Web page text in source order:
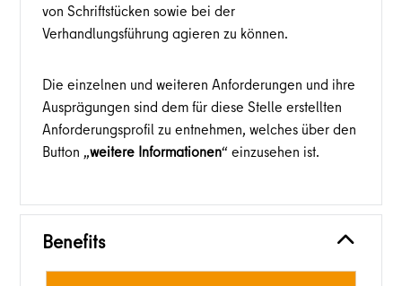
von Schriftstücken sowie bei der
Verhandlungsführung agieren zu können.
Die einzelnen und weiteren Anforderungen und ihre
Ausprägungen sind dem für diese Stelle erstellten
Anforderungsprofil zu entnehmen, welches über den
Button „weitere Informationen“ einzusehen ist.
Benefits